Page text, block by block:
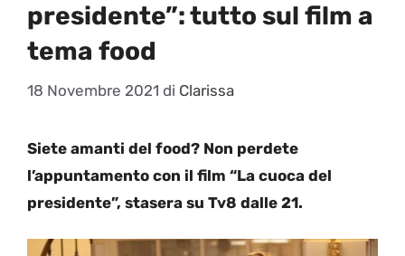
presidente”: tutto sul film a
tema food
18 Novembre 2021 di Clarissa
Siete amanti del food? Non perdete
l’appuntamento con il film “La cuoca del
presidente”, stasera su Tv8 dalle 21.